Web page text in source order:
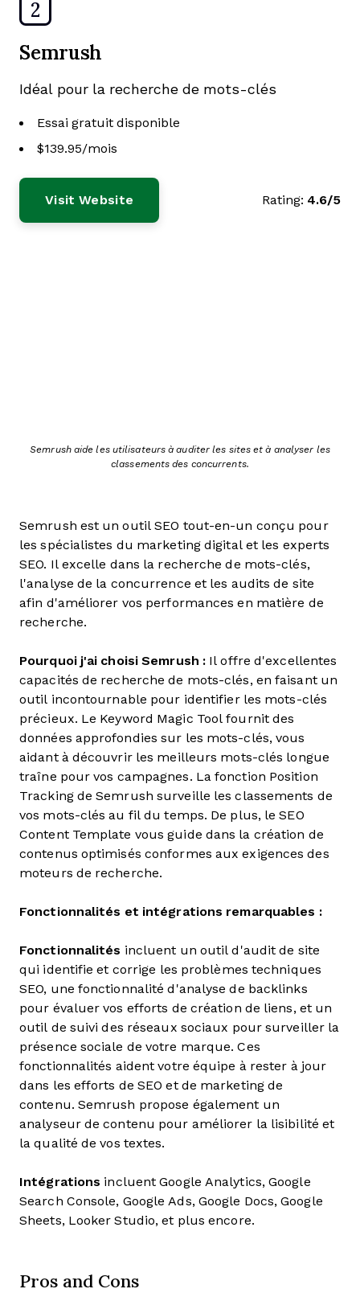
2
Semrush
Idéal pour la recherche de mots-clés
Essai gratuit disponible
$139.95/mois
Visit Website Rating: 4.6/5
Semrush aide les utilisateurs à auditer les sites et à analyser les
classements des concurrents.
Semrush est un outil SEO tout-en-un conçu pour
les spécialistes du marketing digital et les experts
SEO. Il excelle dans la recherche de mots-clés,
l'analyse de la concurrence et les audits de site
afin d'améliorer vos performances en matière de
recherche.
Pourquoi j'ai choisi Semrush : Il offre d'excellentes
capacités de recherche de mots-clés, en faisant un
outil incontournable pour identifier les mots-clés
précieux. Le Keyword Magic Tool fournit des
données approfondies sur les mots-clés, vous
aidant à découvrir les meilleurs mots-clés longue
traîne pour vos campagnes. La fonction Position
Tracking de Semrush surveille les classements de
vos mots-clés au fil du temps. De plus, le SEO
Content Template vous guide dans la création de
contenus optimisés conformes aux exigences des
moteurs de recherche.
Fonctionnalités et intégrations remarquables :
Fonctionnalités incluent un outil d'audit de site
qui identifie et corrige les problèmes techniques
SEO, une fonctionnalité d'analyse de backlinks
pour évaluer vos efforts de création de liens, et un
outil de suivi des réseaux sociaux pour surveiller la
présence sociale de votre marque. Ces
fonctionnalités aident votre équipe à rester à jour
dans les efforts de SEO et de marketing de
contenu. Semrush propose également un
analyseur de contenu pour améliorer la lisibilité et
la qualité de vos textes.
Intégrations incluent Google Analytics, Google
Search Console, Google Ads, Google Docs, Google
Sheets, Looker Studio, et plus encore.
Pros and Cons